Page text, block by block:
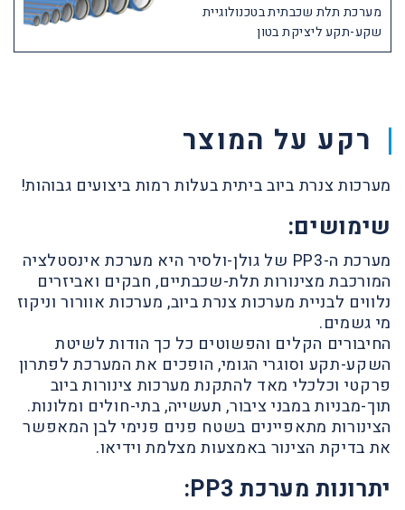
מערכת תלת שכבתית בטכנולוגיית
שקע-תקע ליציקת בטון
רקע על המוצר
מערכות צנרת ביוב ביתית בעלות רמות ביצועים גבוהות!
שימושים:
מערכת ה-PP3 של גולן-ולסיר היא מערכת אינסטלציה
המורכבת מצינורות תלת-שכבתיים, חבקים ואביזרים
נלווים לבניית מערכות צנרת ביוב, מערכות אוורור וניקוז
מי גשמים.
החיבורים הקלים והפשוטים כל כך הודות לשיטת
השקע-תקע וסוגרי הגומי, הופכים את המערכת לפתרון
פרקטי וכלכלי מאד להתקנת מערכות צינורות ביוב
תוך-מבניות במבני ציבור, תעשייה, בתי-חולים ומלונות.
הצינורות מתאפיינים בשטח פנים פנימי לבן המאפשר
את בדיקת הצינור באמצעות מצלמת וידיאו.
יתרונות מערכת PP3: